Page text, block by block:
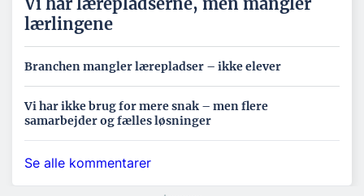
lærlingene
Branchen mangler lærepladser – ikke elever
Vi har ikke brug for mere snak – men flere
samarbejder og fælles løsninger
Se alle kommentarer